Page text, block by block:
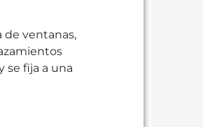
de ventanas,
se fija a una